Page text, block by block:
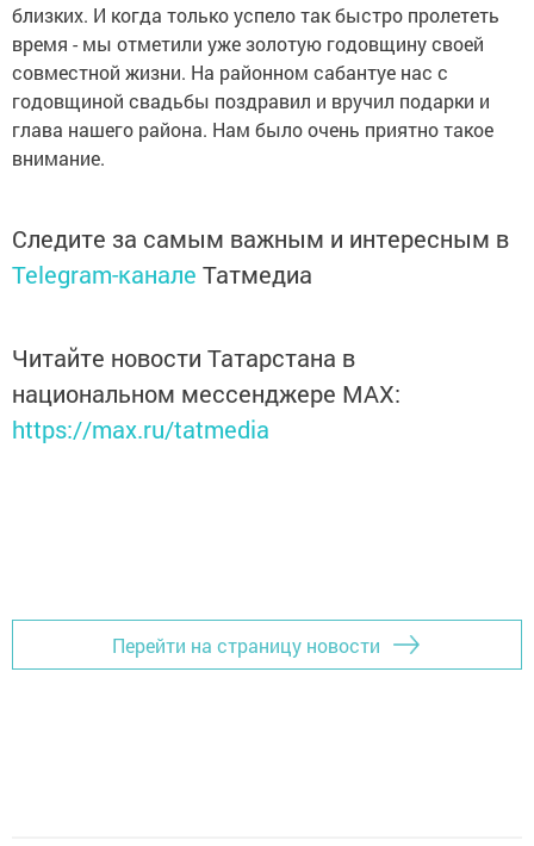
близких. И когда только успело так быстро пролететь
время - мы отметили уже золотую годовщину своей
совместной жизни. На районном сабантуе нас с
годовщиной свадьбы поздравил и вручил подарки и
глава нашего района. Нам было очень приятно такое
внимание.
Следите за самым важным и интересным в
Telegram-канале Татмедиа
Читайте новости Татарстана в
национальном мессенджере MАХ:
https://max.ru/tatmedia
Перейти на страницу новости